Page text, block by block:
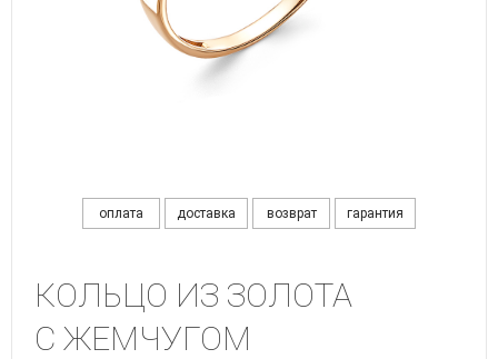
оплата доставка возврат гарантия
КОЛЬЦО ИЗ ЗОЛОТА
С ЖЕМЧУГОМ